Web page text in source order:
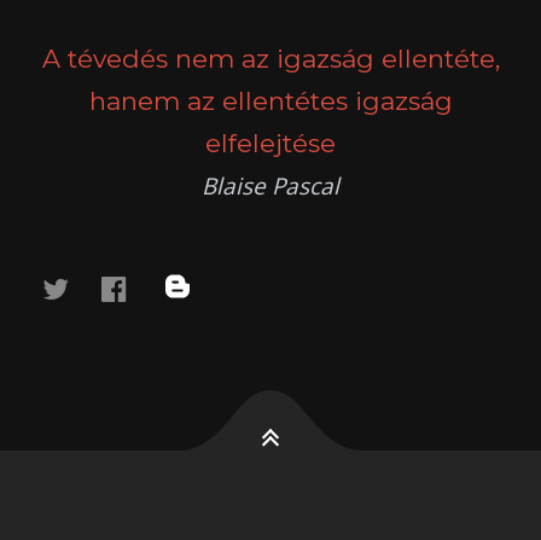
A tévedés nem az igazság ellentéte,
hanem az ellentétes igazság
elfelejtése
Blaise Pascal
twitterfacebook
blog